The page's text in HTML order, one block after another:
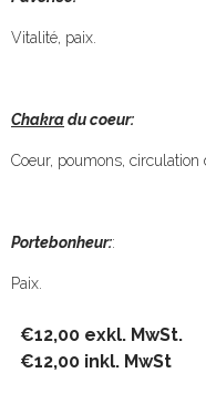
Vitalité, paix.
Chakradu coeur:
Coeur, poumons, circulation
Portebonheur::
Paix.
€12,00 exkl. MwSt.
€12,00 inkl. MwSt